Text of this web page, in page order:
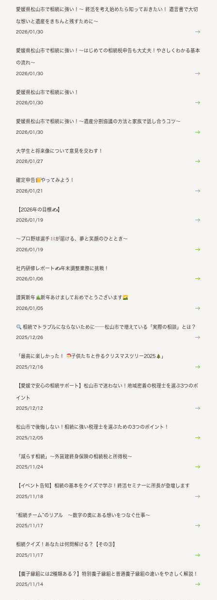
愛媛県松山市で相続に強い！～ 終活を考え始めたら知っておきたい！ 遺言書で大切
な想いと遺産をきちんと残すために～
2026/01/30
愛媛県松山市で相続に強い！～はじめての相続税申告も大丈夫！やさしくわかる基本
の流れ～
2026/01/30
愛媛県松山市で相続に強い！
2026/01/30
愛媛県松山市で相続に強い！～遺産分割協議の方法と家族で話し合うコツ～
2026/01/30
大学生と将来像について意見を交わす！
2026/01/27
確定申告 やってみよう！
2026/01/21
【2026年の目標✍】
2026/01/19
〜プロ野球選手 が届ける、夢と笑顔のひととき〜
2026/01/19
社内研修レポート✍年末調整業務に挑戦！
2026/01/06
謹賀新年 新年あけましておめでとうございます
2026/01/05
相続でトラブルにならないために──松山市で増えている「実際の相談」とは？
2025/12/26
「最高に楽しかった！ 子供たちと作るクリスマスツリー2025 」
2025/12/16
【愛媛で安心の相続サポート】松山市で迷わない！地域密着の税理士を選ぶ3つのポ
イント
2025/12/12
松山市で後悔しない！相続に強い税理士を選ぶための3つのポイント！
2025/12/05
「減らす相続」～外貨建終身保険の相続税と所得税～
2025/11/24
【イベント告知】相続の基本をクイズで学ぶ！終活セミナーに所長が登壇します
2025/11/18
“相続チーム”のリアル ～数字の奥にある想いをつなぐ仕事～
2025/11/17
相続クイズ！あなたは何問解ける？【その③】
2025/11/17
【養子縁組には2種類ある？】特別養子縁組と普通養子縁組の違いをやさしく解説！
2025/11/14